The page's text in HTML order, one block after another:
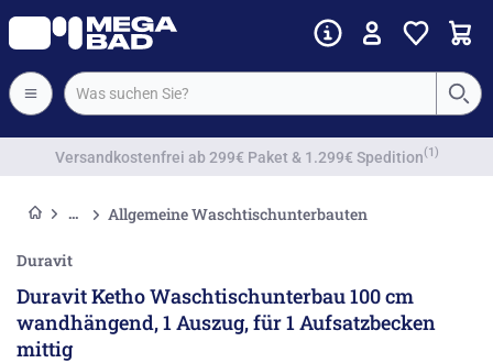
Vorkassenrabatt
Allgemeine Waschtischunterbauten
Duravit
Duravit Ketho Waschtischunterbau 100 cm
wandhängend, 1 Auszug, für 1 Aufsatzbecken
mittig